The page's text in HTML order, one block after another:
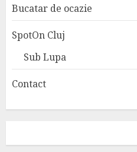
Bucatar de ocazie
SpotOn Cluj
Sub Lupa
Contact